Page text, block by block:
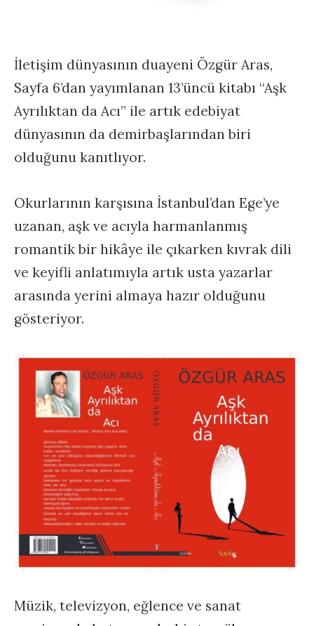
İletişim dünyasının duayeni Özgür Aras,
Sayfa 6’dan yayımlanan 13’üncü kitabı “Aşk
Ayrılıktan da Acı” ile artık edebiyat
dünyasının da demirbaşlarından biri
olduğunu kanıtlıyor.
Okurlarının karşısına İstanbul’dan Ege’ye
uzanan, aşk ve acıyla harmanlanmış
romantik bir hikâye ile çıkarken kıvrak dili
ve keyifli anlatımıyla artık usta yazarlar
arasında yerini almaya hazır olduğunu
gösteriyor.
Müzik, televizyon, eğlence ve sanat